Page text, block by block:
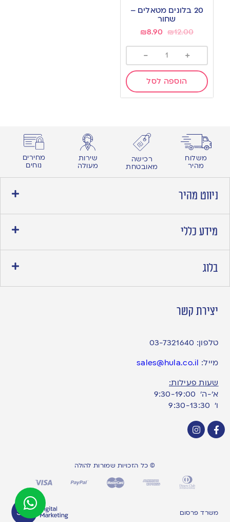
to 20 בלונים מטאלים –
שחור
₪12.00
₪8.90
+
-
הוספה לסל
משלוח
מהיר
רכישה
מאובטחת
שירות
מעולה
מחירים
נוחים
ניווט מהיר
מידע כללי
בלוג
יצירת קשר
טלפון: 03-7321640
מייל: sales@hula.co.il
שעות פעילות:
א’-ה’ 9:30-19:00
ו׳ 9:30-13:30
© כל הזכויות שמורות להולה
משרד פרסום